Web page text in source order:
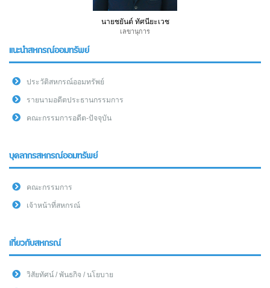
นายชยันต์ ทัศนียะเวช
เลขานุการ
แนะนำสหกรณ์ออมทรัพย์
ประวัติสหกรณ์ออมทรัพย์
รายนามอดีตประธานกรรมการ
คณะกรรมการอดีต-ปัจจุบัน
บุคลากรสหกรณ์ออมทรัพย์
คณะกรรมการ
เจ้าหน้าที่สหกรณ์
เกี่ยวกับสหกรณ์
วิสัยทัศน์ / พันธกิจ / นโยบาย